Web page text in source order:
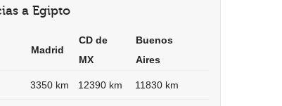
a Egipto
Madrid
CD de
MX
Buenos
Aires
3350 km 12390 km 11830 km